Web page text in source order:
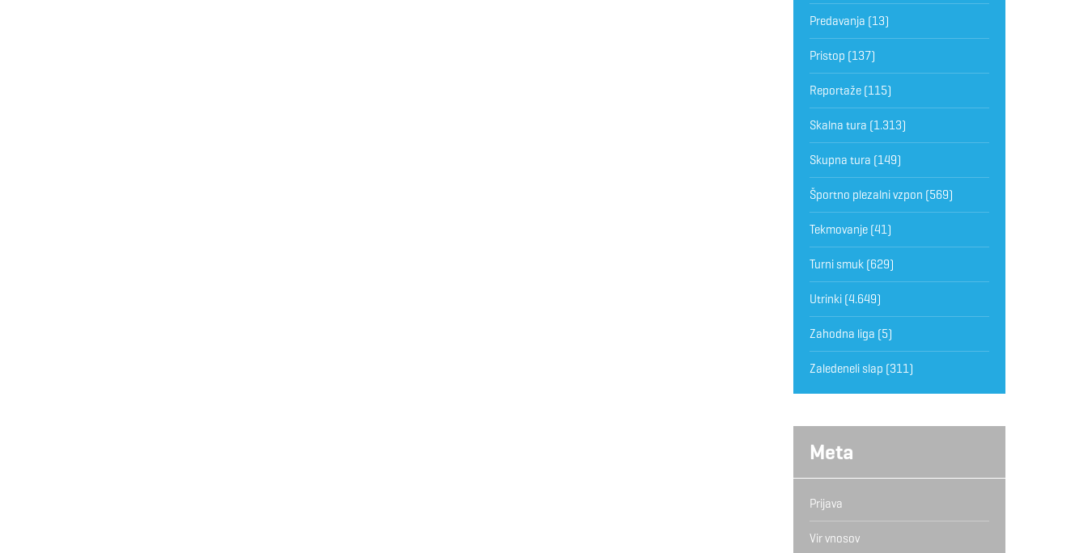
Predavanja (13)
Pristop (137)
Reportaže(115)
Skalna tura (1.313)
Skupna tura (149)
Športno plezalni vzpon (569)
Tekmovanje(41)
Turni smuk(629)
Utrinki(4.649)
Zahodna liga (5)
Zaledeneli slap (311)
Meta
Prijava
Vir vnosov